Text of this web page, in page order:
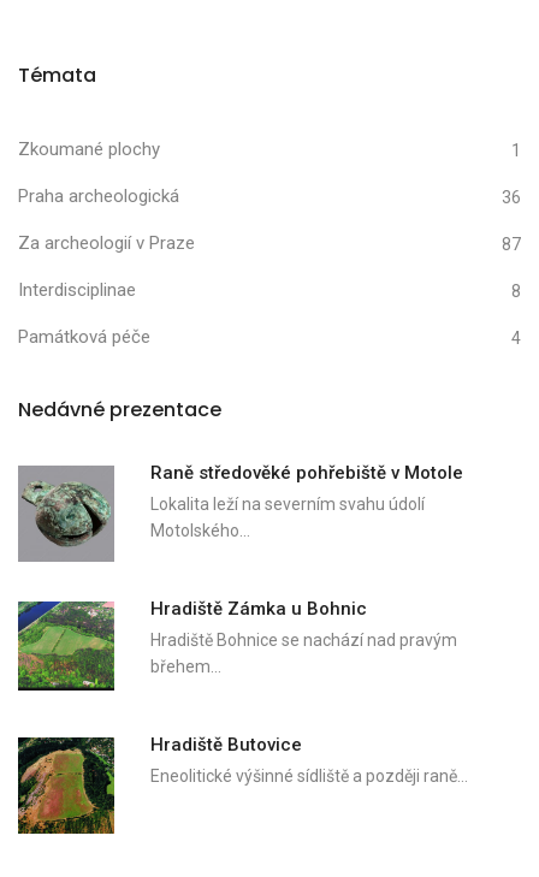
Témata
Zkoumané plochy 1
Praha archeologická 36
Za archeologií v Praze 87
Interdisciplinae 8
Památková péče 4
Nedávné prezentace
Raně středověké pohřebiště v Motole
Lokalita leží na severním svahu údolí
Motolského…
Hradiště Zámka u Bohnic
Hradiště Bohnice se nachází nad pravým
břehem…
Hradiště Butovice
Eneolitické výšinné sídliště a později raně…